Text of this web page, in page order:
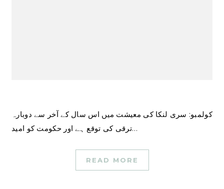
کولمبو: سری لنکا کی معیشت میں اس سال کے آخر سے دوبارہ
ترقی کی توقع ہے اور حکومت کو امید…
READ MORE